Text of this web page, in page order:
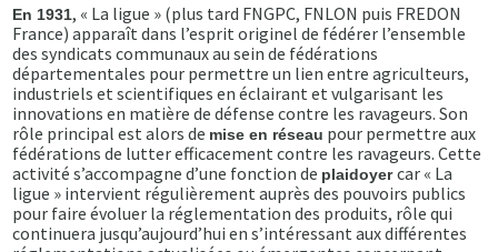
En 1931, « La ligue » (plus tard FNGPC, FNLON puis FREDON
France) apparaît dans l’esprit originel de fédérer l’ensemble
des syndicats communaux au sein de fédérations
départementales pour permettre un lien entre agriculteurs,
industriels et scientifiques en éclairant et vulgarisant les
innovations en matière de défense contre les ravageurs. Son
rôle principal est alors de mise en réseau pour permettre aux
fédérations de lutter efficacement contre les ravageurs. Cette
activité s’accompagne d’une fonction de plaidoyercar « La
ligue » intervient régulièrement auprès des pouvoirs publics
pour faire évoluer la réglementation des produits, rôle qui
continuera jusqu’aujourd’hui en s’intéressant aux différentes